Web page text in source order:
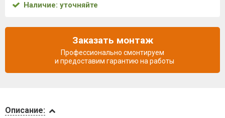
Описание:
Наличие: уточняйте
Заказать монтаж
Профессионально смонтируем
и предоставим гарантию на работы